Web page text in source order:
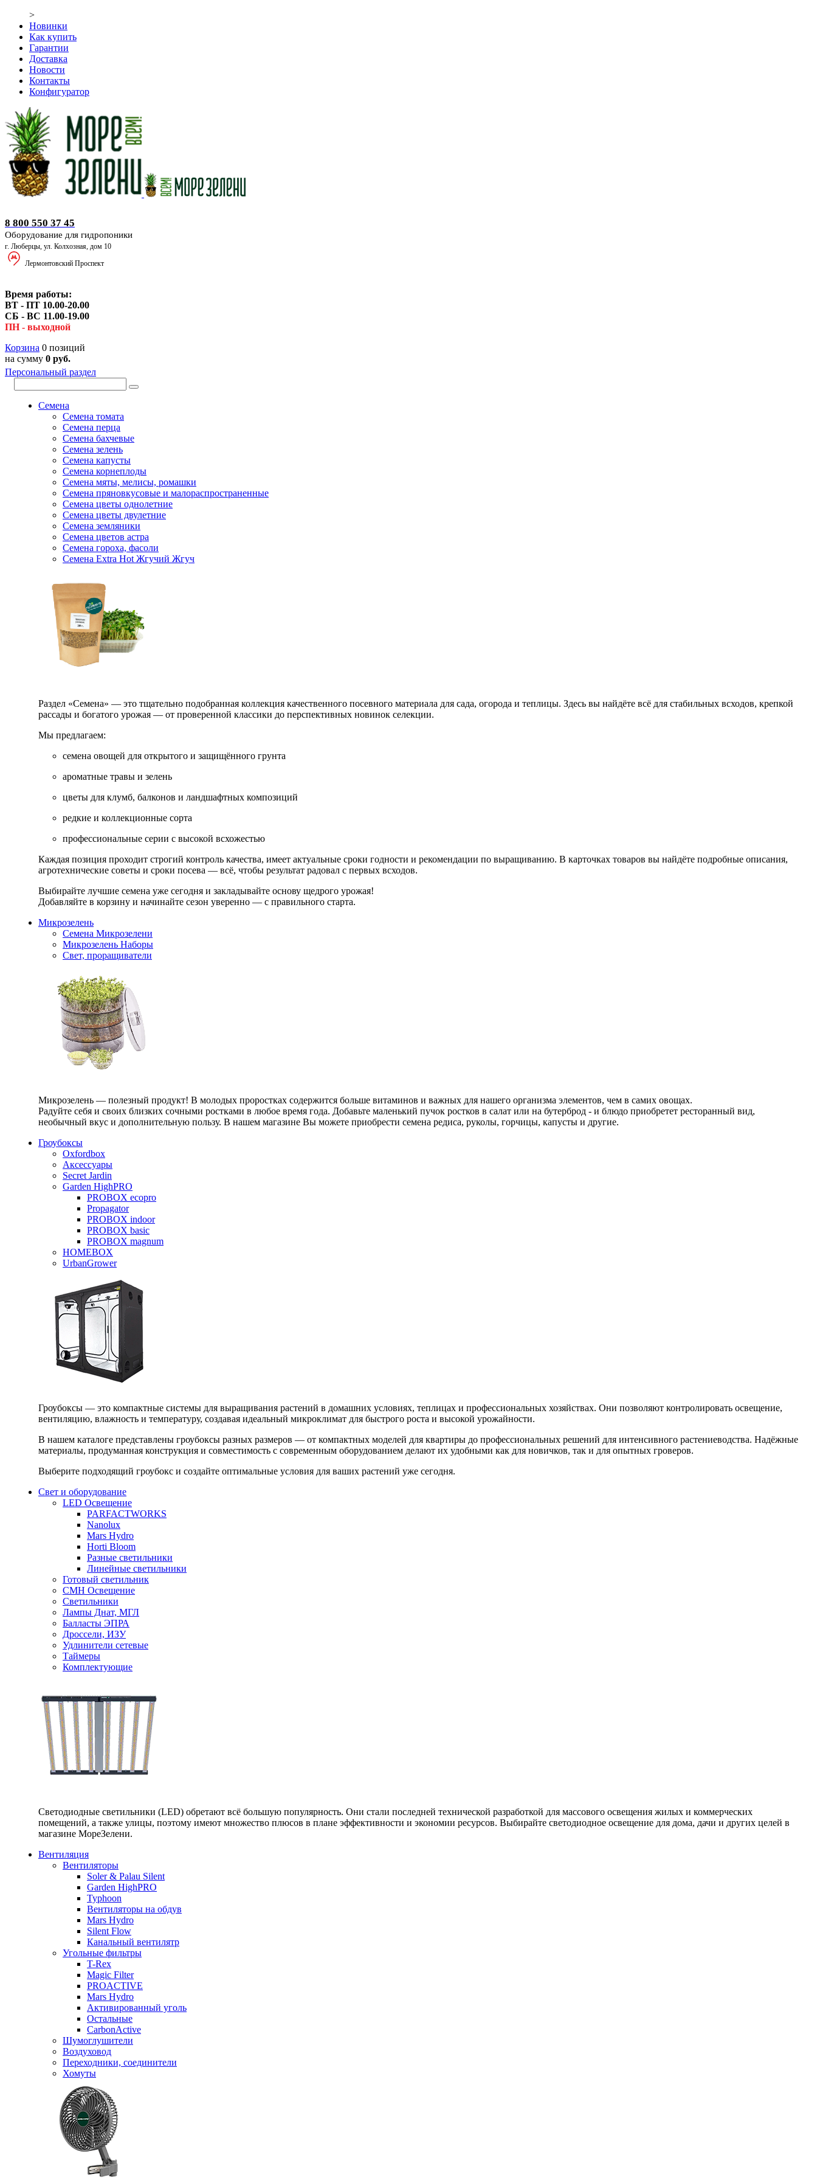
>
Новинки
Как купить
Гарантии
Доставка
Новости
Контакты
Конфигуратор
8 800 550 37 45
Оборудование для гидропоники
г. Люберцы, ул. Колхозная, дом 10
Лермонтовский Проспект
Время работы:
ВТ - ПТ 10.00-20.00
СБ - ВС 11.00-19.00
ПН - выходной
Корзина 0 позиций
на сумму 0 руб.
Персональный раздел
Семена
Семена томата
Семена перца
Семена бахчевые
Семена зелень
Семена капусты
Семена корнеплоды
Семена мяты, мелисы, ромашки
Семена пряновкусовые и малораспространенные
Семена цветы однолетние
Семена цветы двулетние
Семена земляники
Семена цветов астра
Семена гороха, фасоли
Семена Extra Hot Жгучий Жгуч
Раздел «Семена» — это тщательно подобранная коллекция качественного посевного материала для сада, огорода и теплицы. Здесь вы найдёте всё для стабильных всходов, крепкой
рассады и богатого урожая — от проверенной классики до перспективных новинок селекции.
Мы предлагаем:
семена овощей для открытого и защищённого грунта
ароматные травы и зелень
цветы для клумб, балконов и ландшафтных композиций
редкие и коллекционные сорта
профессиональные серии с высокой всхожестью
Каждая позиция проходит строгий контроль качества, имеет актуальные сроки годности и рекомендации по выращиванию. В карточках товаров вы найдёте подробные описания,
агротехнические советы и сроки посева — всё, чтобы результат радовал с первых всходов.
Выбирайте лучшие семена уже сегодня и закладывайте основу щедрого урожая!
Добавляйте в корзину и начинайте сезон уверенно — с правильного старта.
Микрозелень
Семена Микрозелени
Микрозелень Наборы
Свет, проращиватели
Микрозелень — полезный продукт! В молодых проростках содержится больше витаминов и важных для нашего организма элементов, чем в самих овощах.
Радуйте себя и своих близких сочными ростками в любое время года. Добавьте маленький пучок ростков в салат или на бутерброд - и блюдо приобретет ресторанный вид,
необычный вкус и дополнительную пользу. В нашем магазине Вы можете приобрести семена редиса, руколы, горчицы, капусты и другие.
Гроубоксы
Oxfordbox
Аксессуары
Secret Jardin
Garden HighPRO
PROBOX ecopro
Propagator
PROBOX indoor
PROBOX basic
PROBOX magnum
HOMEBOX
UrbanGrower
Гроубоксы — это компактные системы для выращивания растений в домашних условиях, теплицах и профессиональных хозяйствах. Они позволяют контролировать освещение,
вентиляцию, влажность и температуру, создавая идеальный микроклимат для быстрого роста и высокой урожайности.
В нашем каталоге представлены гроубоксы разных размеров — от компактных моделей для квартиры до профессиональных решений для интенсивного растениеводства. Надёжные
материалы, продуманная конструкция и совместимость с современным оборудованием делают их удобными как для новичков, так и для опытных гроверов.
Выберите подходящий гроубокс и создайте оптимальные условия для ваших растений уже сегодня.
Свет и оборудование
LED Освещение
PARFACTWORKS
Nanolux
Mars Hydro
Horti Bloom
Разные светильники
Линейные светильники
Готовый светильник
CMH Освещение
Светильники
Лампы Днат, МГЛ
Балласты ЭПРА
Дроссели, ИЗУ
Удлинители сетевые
Таймеры
Комплектующие
Светодиодные светильники (LED) обретают всё большую популярность. Они стали последней технической разработкой для массового освещения жилых и коммерческих
помещений, а также улицы, поэтому имеют множество плюсов в плане эффективности и экономии ресурсов. Выбирайте светодиодное освещение для дома, дачи и других целей в
магазине МореЗелени.
Вентиляция
Вентиляторы
Soler & Palau Silent
Garden HighPRO
Typhoon
Вентиляторы на обдув
Mars Hydro
Silent Flow
Канальный вентилятр
Угольные фильтры
T-Rex
Magic Filter
PROACTIVE
Mars Hydro
Активированный уголь
Остальные
CarbonActive
Шумоглушители
Воздуховод
Переходники, соединители
Хомуты